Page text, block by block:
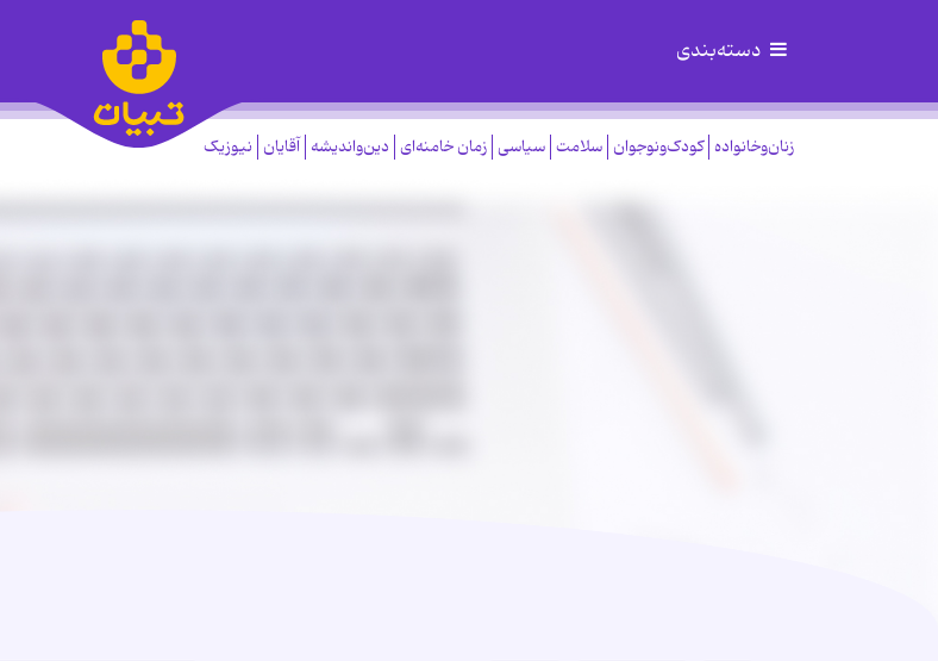
دسته‌بندی
زنان‌وخانواده کودک‌ونوجوان سلامت سیاسی زمان خامنه‌ای دین‌واندیشه آقایان نیوزیک